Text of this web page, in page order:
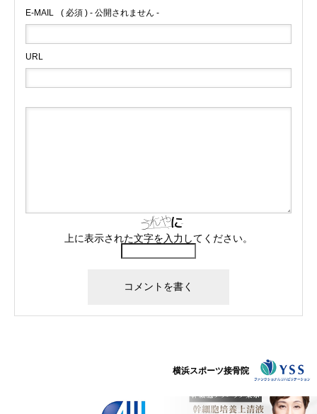
E-MAIL ( 必須 ) - 公開されません -
URL
上に表示された文字を入力してください。
横浜スポーツ接骨院